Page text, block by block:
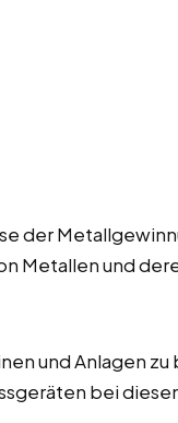
der
Metallen und
und Anlagen
bei